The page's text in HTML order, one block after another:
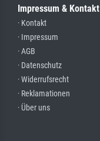
Impressum & Kontakt
· Kontakt
· Impressum
· AGB
· Datenschutz
· Widerrufsrecht
· Reklamationen
· Über uns